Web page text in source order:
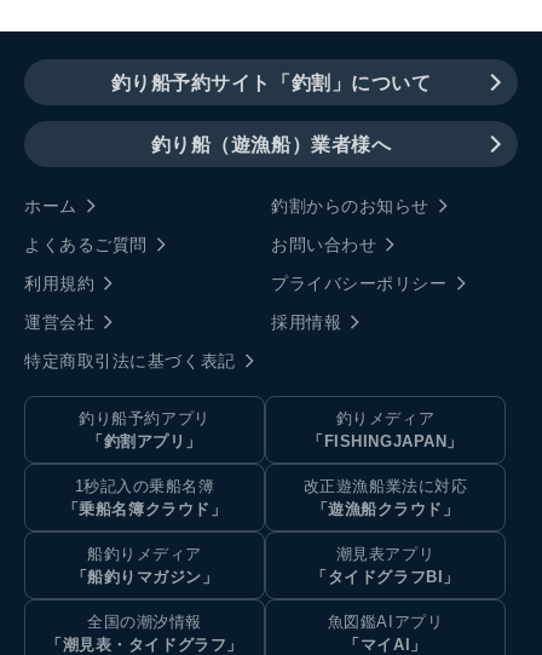
釣り船予約サイト「釣割」について
釣り船（遊漁船）業者様へ
ホーム
釣割からのお知らせ
よくあるご質問
お問い合わせ
利用規約
プライバシーポリシー
運営会社
採用情報
特定商取引法に基づく表記
釣り船予約アプリ
「釣割アプリ」
釣りメディア
「FISHINGJAPAN」
1秒記入の乗船名簿
「乗船名簿クラウド」
改正遊漁船業法に対応
「遊漁船クラウド」
船釣りメディア
「船釣りマガジン」
潮見表アプリ
「タイドグラフBI」
全国の潮汐情報
「潮見表・タイドグラフ」
魚図鑑AIアプリ
「マイAI」